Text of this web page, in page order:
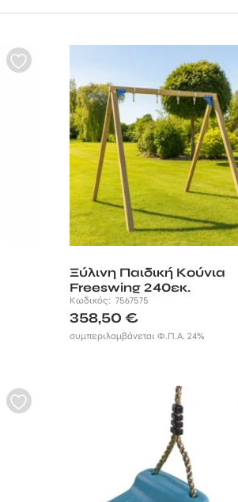
μας σε συνδυασμό με τα διαθέσιμα
κομμάτια καθώς ο αριθμός των
Ξύλινη Παιδική Κούνια
Freeswing 240εκ.
Κωδικός: 7567575
358,50 €
συμπεριλαμβάνεται Φ.Π.Α. 24%